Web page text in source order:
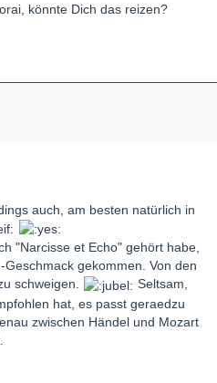
könnte Dich das reizen?
auch, am besten natürlich in
"Narcisse et Echo" gehört habe,
gekommen. Von den
schweigen.
Seltsam,
hat, es passt geraedzu
zwischen Händel und Mozart